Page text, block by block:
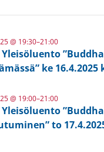
ke 16.4.2025
@ 19:30–21:00
to
@ 19:00–21:00